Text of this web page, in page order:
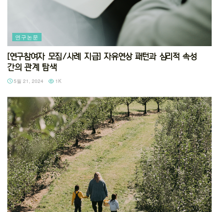
연구논문
[연구참여자 모집/사례 지급] 자유연상 패턴과 심리적 속성
간의 관계 탐색
5월 21, 2024 1K